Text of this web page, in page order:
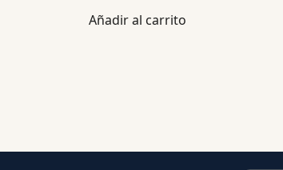
Añadir al carrito